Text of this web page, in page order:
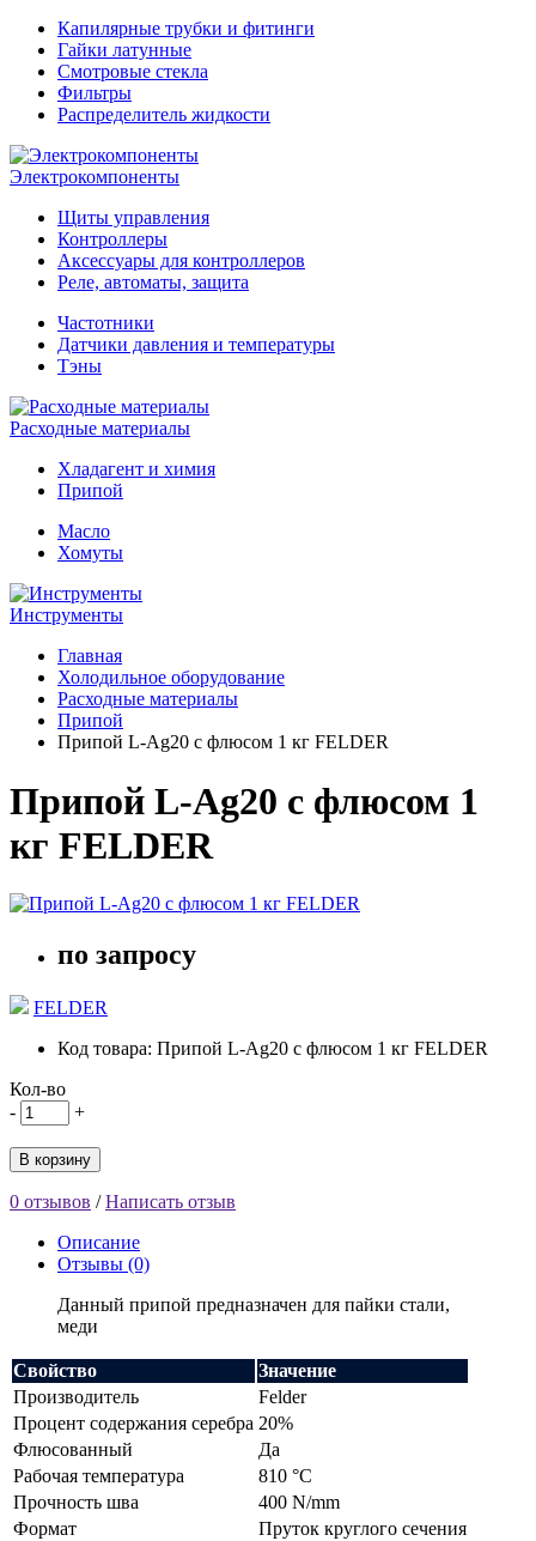
Капилярные трубки и фитинги
Гайки латунные
Смотровые стекла
Фильтры
Распределитель жидкости
Электрокомпоненты
Щиты управления
Контроллеры
Аксессуары для контроллеров
Реле, автоматы, защита
Частотники
Датчики давления и температуры
Тэны
Расходные материалы
Хладагент и химия
Припой
Масло
Хомуты
Инструменты
Главная
Холодильное оборудование
Расходные материалы
Припой
Припой L-Ag20 с флюсом 1 кг FELDER
Припой L-Ag20 с флюсом 1
кг FELDER
по запросу
FELDER
Код товара: Припой L-Ag20 с флюсом 1 кг FELDER
Кол-во
-
+
В корзину
0 отзывов /Написать отзыв
Описание
Отзывы (0)
Данный припой предназначен для пайки стали,
меди
Свойство
Значение
Производитель
Felder
Процент содержания серебра 20%
Флюсованный
Да
Рабочая температура
810 °C
Прочность шва
400 N/mm
Формат
Пруток круглого сечения